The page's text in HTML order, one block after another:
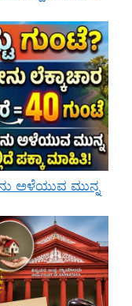
ಅಳೆಯುವ ಮುನ್ನ